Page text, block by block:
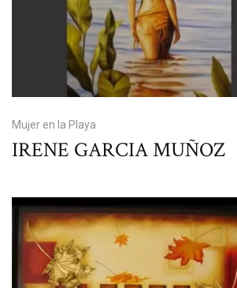
Mujer en la Playa
IRENE GARCIA MUÑOZ